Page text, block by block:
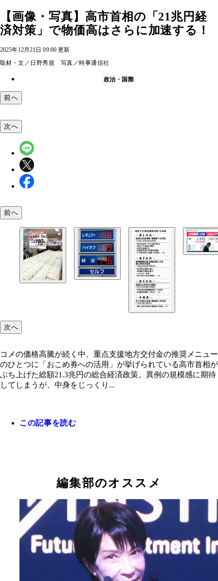
【画像・写真】高市首相の「21兆円経
済対策」で物価高はさらに加速する！
2025年12月21日 09:00 更新
取材・文／日野秀規 写真／時事通信社
政治・国際
前へ
る
現在、1L当たり25.1円かかっているガソリン税だが
月31日に暫定税率が廃止されることが決定した
高市「21兆円経済対策」の中身
財政悪化の懸念が広がり、10年物国債の金利は2％
で急上昇。18年ぶりの高水準となった
次へ
前へ
次へ
コメの価格高騰が続く中、重点支援地方交付金の推奨メニュー
のひとつに「おこめ券への活用」が挙げられている高市首相が
ぶち上げた総額21.3兆円の総合経済政策。異例の規模感に期待
してしまうが、中身をじっくり...
この記事を読む
編集部のオススメ